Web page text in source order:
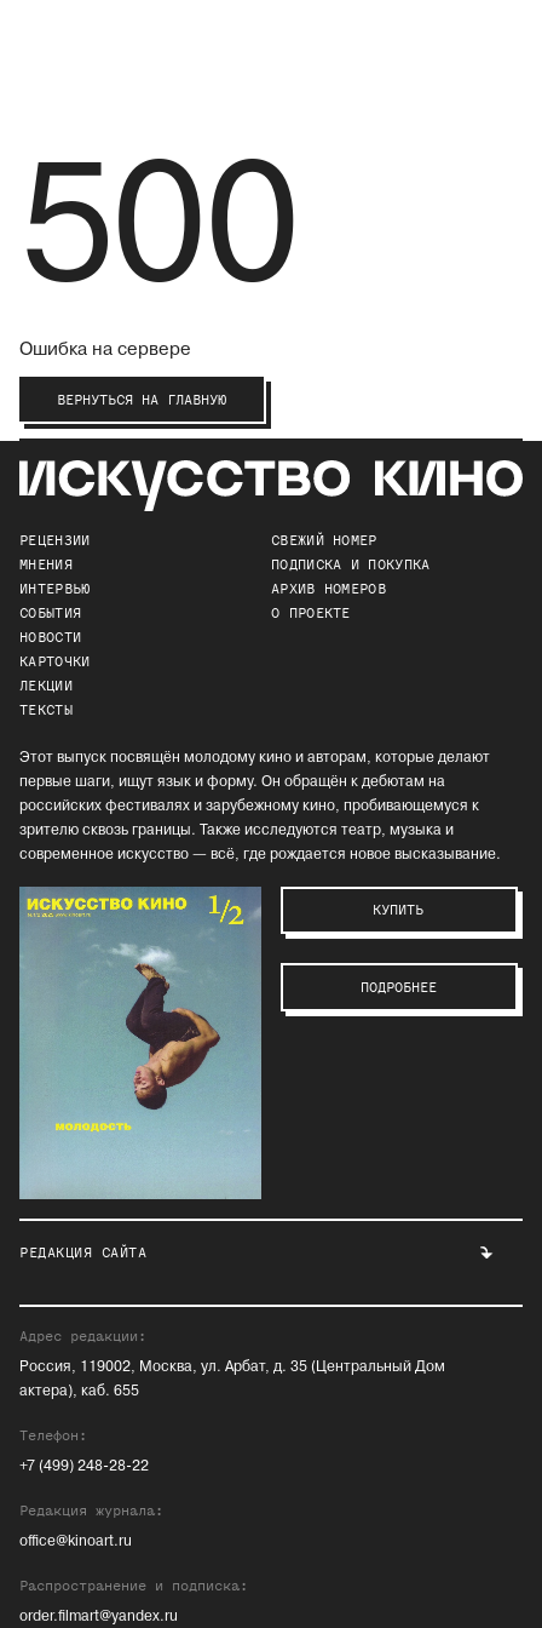
500
Ошибка на сервере
ВЕРНУТЬСЯ НА ГЛАВНУЮ
РЕЦЕНЗИИ
МНЕНИЯ
ИНТЕРВЬЮ
СОБЫТИЯ
НОВОСТИ
КАРТОЧКИ
ЛЕКЦИИ
ТЕКСТЫ
СВЕЖИЙ НОМЕР
ПОДПИСКА И ПОКУПКА
АРХИВ НОМЕРОВ
О ПРОЕКТЕ
Этот выпуск посвящён молодому кино и авторам, которые делают
первые шаги, ищут язык и форму. Он обращён к дебютам на
российских фестивалях и зарубежному кино, пробивающемуся к
зрителю сквозь границы. Также исследуются театр, музыка и
современное искусство — всё, где рождается новое высказывание.
КУПИТЬ
ПОДРОБНЕЕ
РЕДАКЦИЯ САЙТА
Адрес редакции:
Россия, 119002, Москва, ул. Арбат, д. 35 (Центральный Дом
актера), каб. 655
Телефон:
+7 (499) 248-28-22
Редакция журнала:
office@kinoart.ru
Распространение и подписка:
order.filmart@yandex.ru